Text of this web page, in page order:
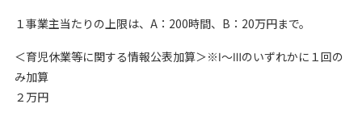
１事業主当たりの上限は、A：200時間、B：20万円まで。
＜育児休業等に関する情報公表加算＞※Ⅰ～Ⅲのいずれかに１回の
み加算
２万円